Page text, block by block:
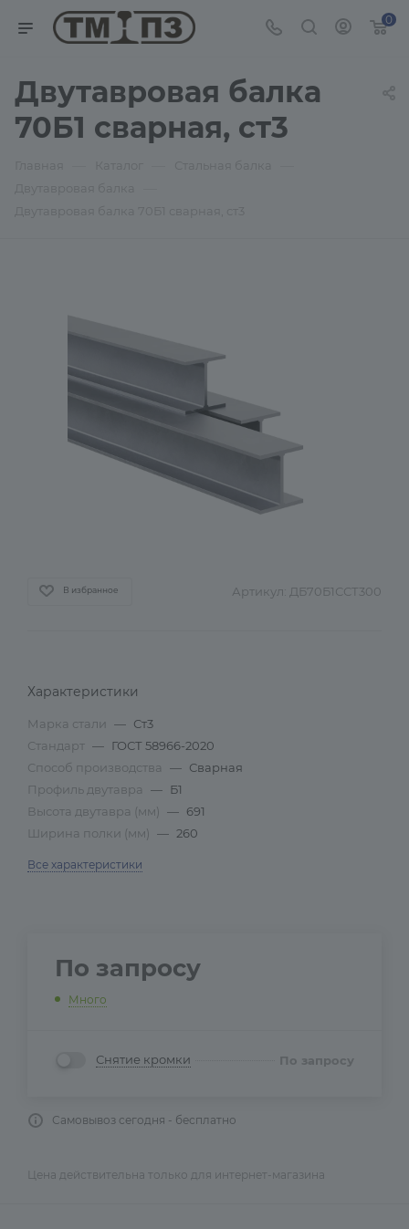
0
Двутавровая балка
70Б1 сварная, ст3
В избранное Артикул: ДБ70Б1ССТ300
Характеристики
Марка стали — Ст3
Стандарт — ГОСТ 58966-2020
Способ производства
— Сварная
Профиль двутавра
— Б1
Высота двутавра (мм) — 691
Ширина полки (мм) — 260
Все характеристики
По запросу
Много
Снятие кромки По запросу
Самовывоз сегодня - бесплатно
Цена действительна только для интернет-магазина